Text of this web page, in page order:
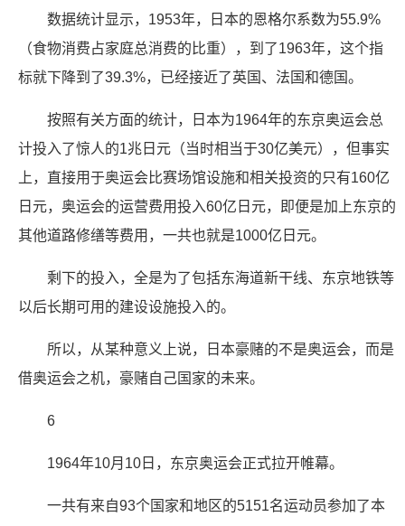
数据统计显示，1953年，日本的恩格尔系数为55.9%
（食物消费占家庭总消费的比重），到了1963年，这个指
标就下降到了39.3%，已经接近了英国、法国和德国。
按照有关方面的统计，日本为1964年的东京奥运会总
计投入了惊人的1兆日元（当时相当于30亿美元），但事实
上，直接用于奥运会比赛场馆设施和相关投资的只有160亿
日元，奥运会的运营费用投入60亿日元，即便是加上东京的
其他道路修缮等费用，一共也就是1000亿日元。
剩下的投入，全是为了包括东海道新干线、东京地铁等
以后长期可用的建设设施投入的。
所以，从某种意义上说，日本豪赌的不是奥运会，而是
借奥运会之机，豪赌自己国家的未来。
6
1964年10月10日，东京奥运会正式拉开帷幕。
一共有来自93个国家和地区的5151名运动员参加了本